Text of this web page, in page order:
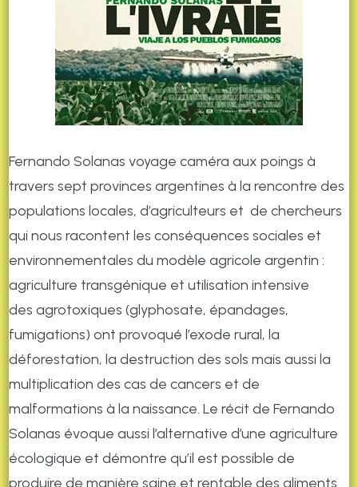
Fernando Solanas voyage caméra aux poings à
travers sept provinces argentines à la rencontre des
populations locales, d’agriculteurs et de chercheurs
qui nous racontent les conséquences sociales et
environnementales du modèle agricole argentin :
agriculture transgénique et utilisation intensive
des agrotoxiques (glyphosate, épandages,
fumigations) ont provoqué l’exode rural, la
déforestation, la destruction des sols mais aussi la
multiplication des cas de cancers et de
malformations à la naissance. Le récit de Fernando
Solanas évoque aussi l’alternative d’une agriculture
écologique et démontre qu’il est possible de
produire de manière saine et rentable des aliments